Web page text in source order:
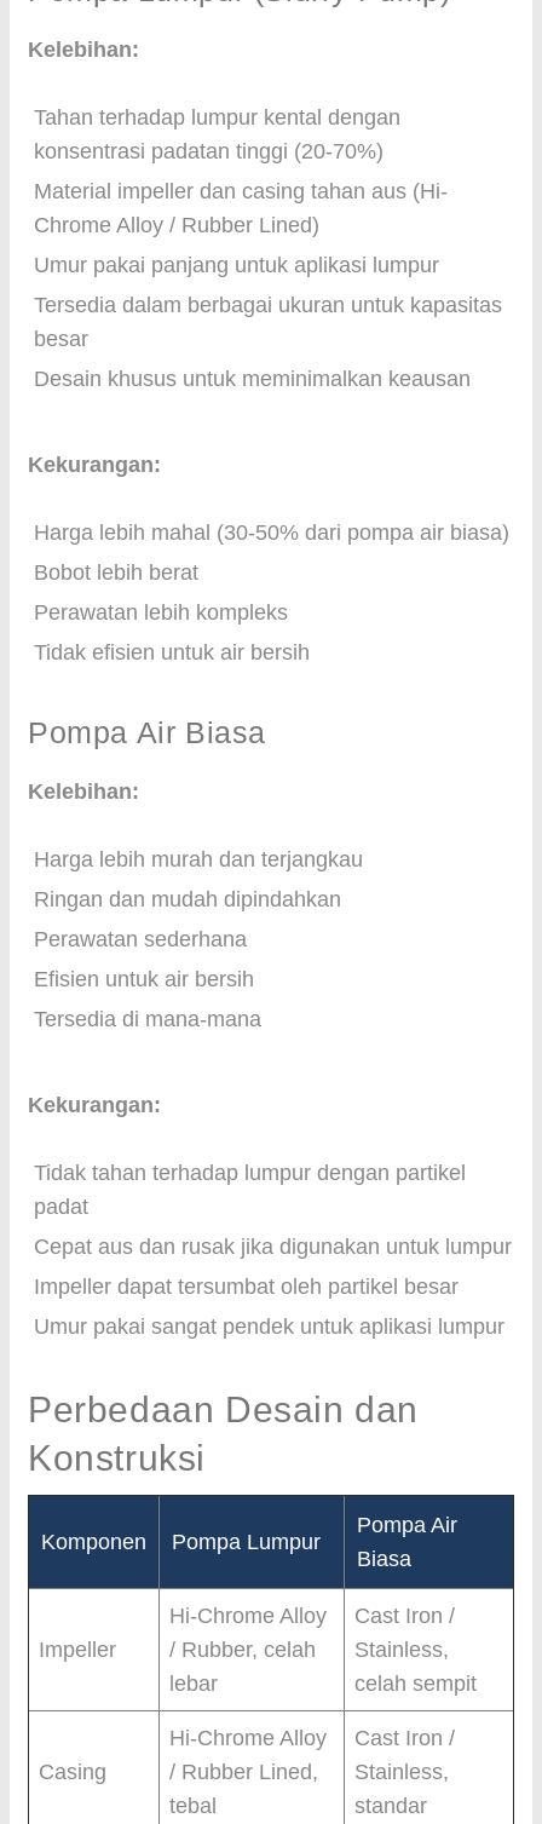
Kelebihan:
Tahan terhadap lumpur kental dengan
konsentrasi padatan tinggi (20-70%)
Material impeller dan casing tahan aus (Hi-
Chrome Alloy / Rubber Lined)
Umur pakai panjang untuk aplikasi lumpur
Tersedia dalam berbagai ukuran untuk kapasitas
besar
Desain khusus untuk meminimalkan keausan
Kekurangan:
Harga lebih mahal (30-50% dari pompa air biasa)
Bobot lebih berat
Perawatan lebih kompleks
Tidak efisien untuk air bersih
Pompa Air Biasa
Kelebihan:
Harga lebih murah dan terjangkau
Ringan dan mudah dipindahkan
Perawatan sederhana
Efisien untuk air bersih
Tersedia di mana-mana
Kekurangan:
Tidak tahan terhadap lumpur dengan partikel
padat
Cepat aus dan rusak jika digunakan untuk lumpur
Impeller dapat tersumbat oleh partikel besar
Umur pakai sangat pendek untuk aplikasi lumpur
Perbedaan Desain dan
Konstruksi
Komponen Pompa Lumpur
Pompa Air
Biasa
Impeller
Hi-Chrome Alloy
/ Rubber, celah
lebar
Cast Iron /
Stainless,
celah sempit
Casing
Hi-Chrome Alloy
/ Rubber Lined,
tebal
Cast Iron /
Stainless,
standar